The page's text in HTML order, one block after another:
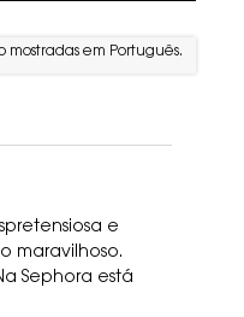
mostradas em Português.
e
maravilhoso.
Sephora está